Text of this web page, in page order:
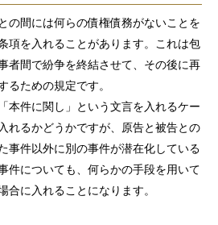
の間には何らの債権債務がないことを
項を入れることがあります。これは包
者間で紛争を終結させて、その後に再
るための規定です。
本件に関し」という文言を入れるケー
れるかどうかですが、原告と被告との
事件以外に別の事件が潜在化している
件についても、何らかの手段を用いて
合に入れることになります。